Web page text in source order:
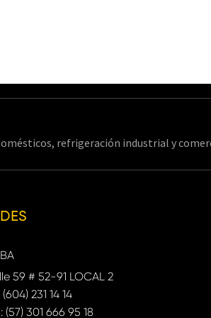
refrigeración industrial y
59 # 52-91 LOCAL 2
(604) 231 14 14
(57) 301 666 95 18